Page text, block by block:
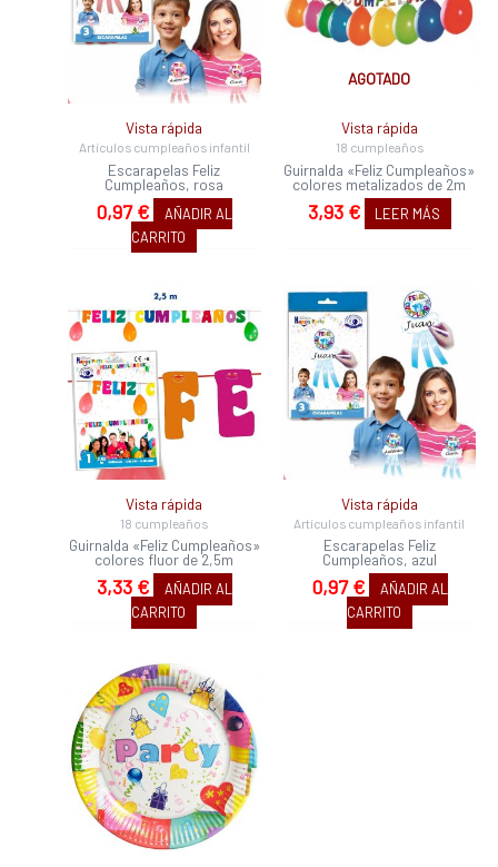
Vista rápida
Artículos cumpleaños infantil
Escarapelas Feliz
Cumpleaños, rosa
0,97€
AÑADIR AL
CARRITO
AGOTADO
Vista rápida
18 cumpleaños
Guirnalda «Feliz Cumpleaños»
colores metalizados de 2m
3,93 € LEER MÁS
Vista rápida
18 cumpleaños
Guirnalda «Feliz Cumpleaños»
colores fluor de 2,5m
3,33 €
AÑADIR AL
CARRITO
Vista rápida
Artículos cumpleaños infantil
Escarapelas Feliz
Cumpleaños, azul
0,97€
AÑADIR AL
CARRITO